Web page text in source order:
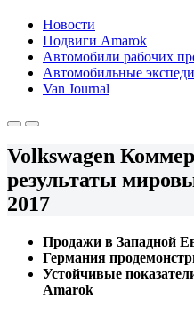
Новости
Подвиги Amarok
Автомобили рабочих
Автомобильные
Van Journal
Volkswagen
результаты
2017
Продажи в Западной
Германия
Устойчивые
Amarok